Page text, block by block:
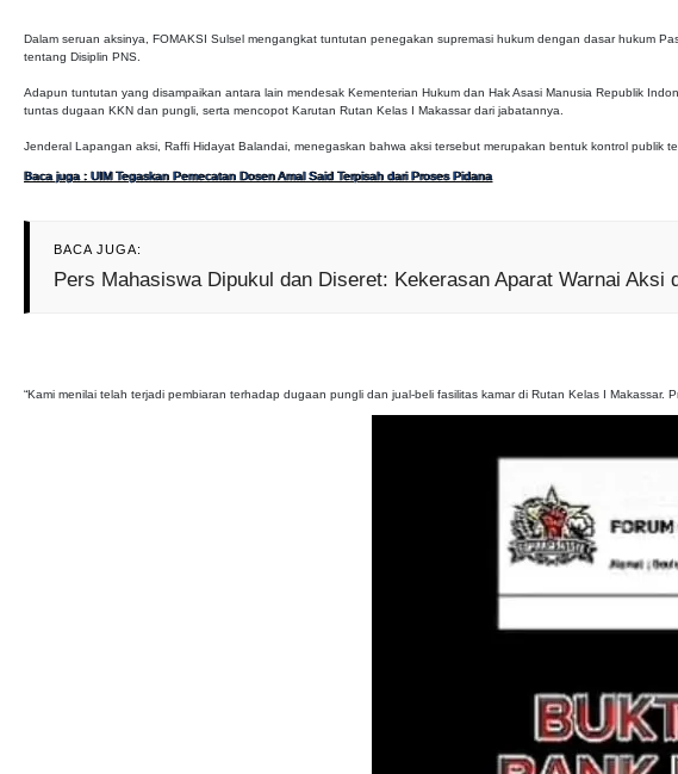
Dalam seruan aksinya, FOMAKSI Sulsel mengangkat tuntutan penegakan supremasi hukum dengan dasar hukum
tentang Disiplin PNS.
Adapun tuntutan yang disampaikan antara lain mendesak Kementerian Hukum dan Hak Asasi Manusia Republik
tuntas dugaan KKN dan pungli, serta mencopot Karutan Rutan Kelas I Makassar dari jabatannya.
Jenderal Lapangan aksi, Raffi Hidayat Balandai, menegaskan bahwa aksi tersebut merupakan bentuk kontrol publik
Baca juga : UIM Tegaskan Pemecatan Dosen Amal Said Terpisah dari Proses Pidana
BACA JUGA:
Pers Mahasiswa Dipukul dan Diseret: Kekerasan Aparat Warnai Aksi
“Kami menilai telah terjadi pembiaran terhadap dugaan pungli dan jual-beli fasilitas kamar di Rutan Kelas I